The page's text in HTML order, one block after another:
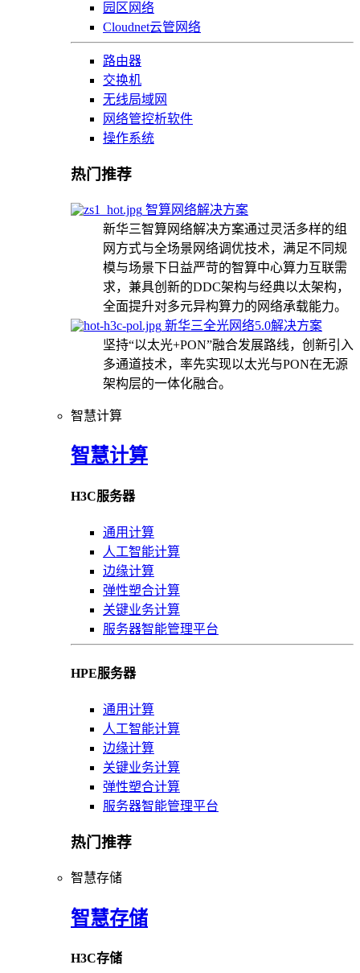
园区网络
Cloudnet云管网络
路由器
交换机
无线局域网
网络管控析软件
操作系统
热门推荐
智算网络解决方案
新华三智算网络解决方案通过灵活多样的组
网方式与全场景网络调优技术，满足不同规
模与场景下日益严苛的智算中心算力互联需
求，兼具创新的DDC架构与经典以太架构，
全面提升对多元异构算力的网络承载能力。
新华三全光网络5.0解决方案
坚持“以太光+PON”融合发展路线，创新引入
多通道技术，率先实现以太光与PON在无源
架构层的一体化融合。
智慧计算
智慧计算
H3C服务器
通用计算
人工智能计算
边缘计算
弹性塑合计算
关键业务计算
服务器智能管理平台
HPE服务器
通用计算
人工智能计算
边缘计算
关键业务计算
弹性塑合计算
服务器智能管理平台
热门推荐
智慧存储
智慧存储
H3C存储